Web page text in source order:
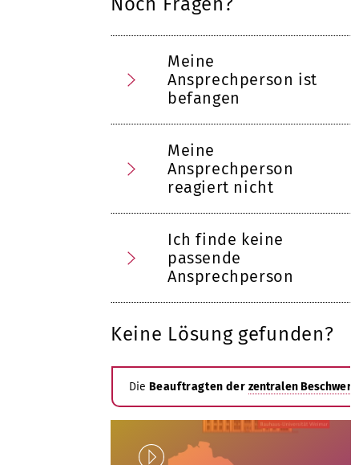
Meine
Ansprechperson ist
befangen
Meine
Ansprechperson
reagiert nicht
Ich finde keine
passende
Ansprechperson
Keine Lösung gefunden?
Die Beauftragten der zentralen
Play